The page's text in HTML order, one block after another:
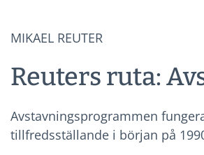
MIKAEL REUTER
Reuters ruta:
Avstavningsprogrammen
tillfredsställande i början på